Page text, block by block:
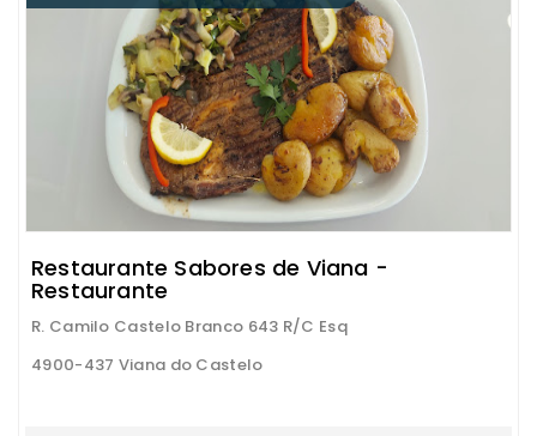
Restaurante Sabores de Viana -
Restaurante
R. Camilo Castelo Branco 643 R/C Esq
4900-437 Viana do Castelo